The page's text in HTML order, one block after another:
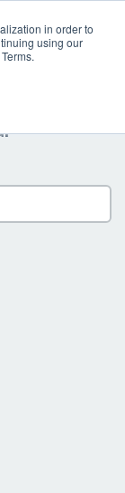
in order to
using our